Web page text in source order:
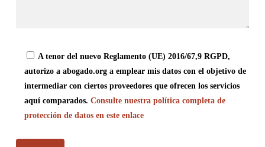
A tenor del nuevo Reglamento (UE) 2016/67,9 RGPD,
autorizo a abogado.org a emplear mis datos con el objetivo de
intermediar con ciertos proveedores que ofrecen los servicios
aquí comparados. Consulte nuestra política completa de
protección de datos en este enlace